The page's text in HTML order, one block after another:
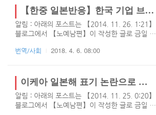
고 모험과 도박을 할 줄 알며, 두뇌 회전이 빠르
고 장기적인 안목과 정치적인 안목이 무척 뛰어..
과정에서 마약 밀매범으로 체포당해 구속된 이야
기를 다룬 영화이며, 방은진 감독과 주연으로는
전도연, 고수가 출연한 영화로 네이버 영화 평점
에서도 8.83의 높은 평가를 받고 있는 영화네요.
필자가 두 눈으로 보지 못하였기에 어떤 것도 믿
터 외교부는 희생양이 되어야만 했던 것으로 알
고 있습니다. 어느 누구도 외교부의 해명이나 인
터뷰는 보지 ..
【한중 일본반응】한국 기업 브랜드, 중국에서 고전에 대한 일본 네티즌들의 댓글 반응
알림 : 아래의 포스트는 【2014. 11. 26. 1:21】
블로그에서 【노예남편】이 작성한 글로 금일 티
국에서 고전하고 있다는 기사가 중국에서 전해지
열린듯이 기뻐하고 있는데요. 현제 중국에서 밀
리는 자신들의 입장도 바라보았으면 하는 바램이
네요. 일본 언론에서 "중국언론에서"라고 발행되
는 뉴스들을 보면 대다수 일본내 중국언론사 및
번역/사회 2018. 4. 6. 08:00
이케아 일본해 표기 논란으로 불매운동, 이에 대한 일본 야후뉴스와 네티즌들의 반응
알림 : 아래의 포스트는 【2014. 11. 25. 0:20】
블로그에서 【노예남편】이 작성한 글로 금일 티